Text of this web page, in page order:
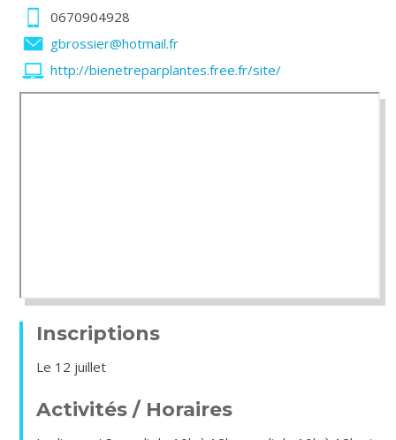
0670904928
gbrossier@hotmail.fr
http://bienetreparplantes.free.fr/site/
Inscriptions
Le 12 juillet
Activités / Horaires